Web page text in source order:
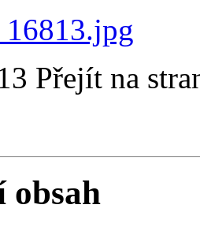
Přejít na
obsah